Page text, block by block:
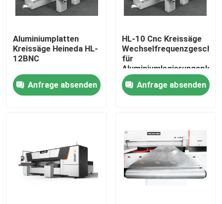
Haus
Über uns
Fabrik-Ausflug
Aluminiumplatten
Kreissäge Heineda HL-
12BNC
Anfrage absenden
HL-10 Cnc Kreissäge
für
Anfrage absenden